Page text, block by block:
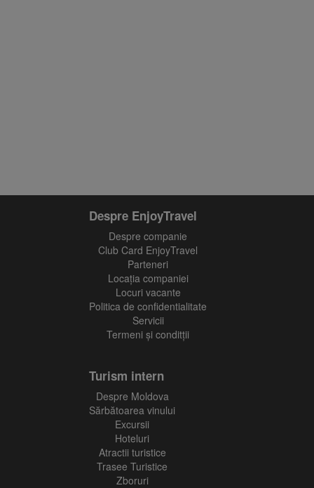
Despre EnjoyTravel
Despre companie
Club Card EnjoyTravel
Parteneri
Locaţia companiei
Locuri vacante
Politica de confidentialitate
Servicii
Termeni și conditții
Turism intern
Despre Moldova
Sărbătoarea vinului
Excursii
Hoteluri
Atractii turistice
Trasee Turistice
Zboruri